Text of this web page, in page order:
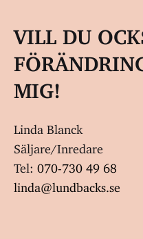
VILL DU
MIG!
Linda Blanck
Säljare/Inredare
Tel: 070-730 49 68
linda@lundbacks.se